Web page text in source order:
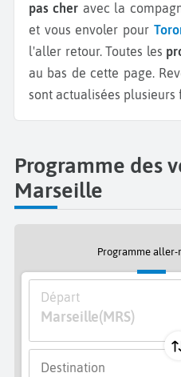
pas cher avec la
et vous envoler pour
l'aller retour. Toutes les
au bas de cette page.
sont actualisées plusieurs
Programme des
Marseille
Programme aller-
Départ
Marseille(MRS)
Destination